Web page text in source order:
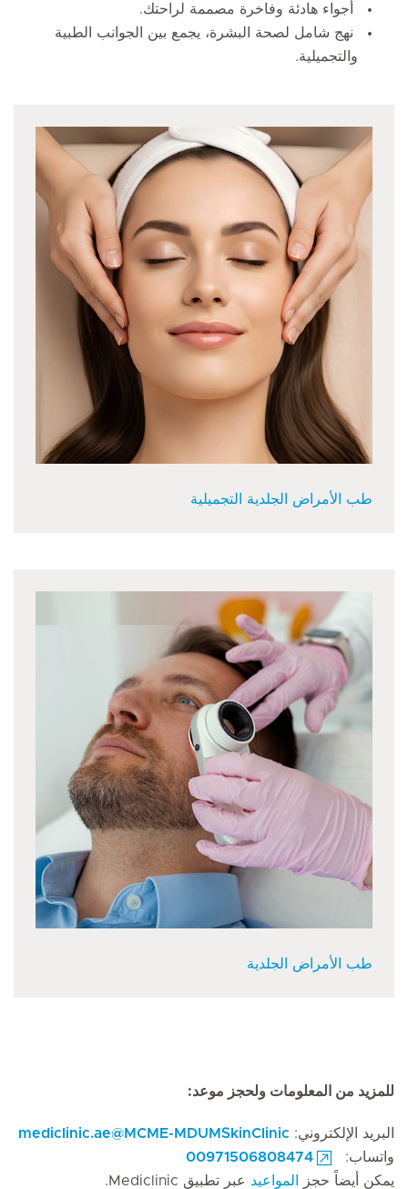
أجواء هادئة وفاخرة مصممة لراحتك.
نهج شامل لصحة البشرة، يجمع بين الجوانب الطبية
والتجميلية.
طب الأمراض الجلدية التجميلية
طب الأمراض الجلدية
للمزيد من المعلومات ولحجز موعد:
البريد الإلكتروني: MCME-MDUMSkinClinic
@
mediclinic.ae
واتساب:
00971506808474
يمكن أيضاً حجز
المواعيد عبر تطبيق Mediclinic.